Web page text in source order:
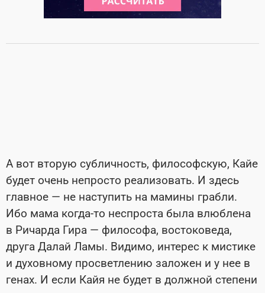
А вот вторую субличность, философскую, Кайе
будет очень непросто реализовать. И здесь
главное — не наступить на мамины грабли.
Ибо мама когда-то неспроста была влюблена
в Ричарда Гира — философа, востоковеда,
друга Далай Ламы. Видимо, интерес к мистике
и духовному просветлению заложен и у нее в
генах. И если Кайя не будет в должной степени